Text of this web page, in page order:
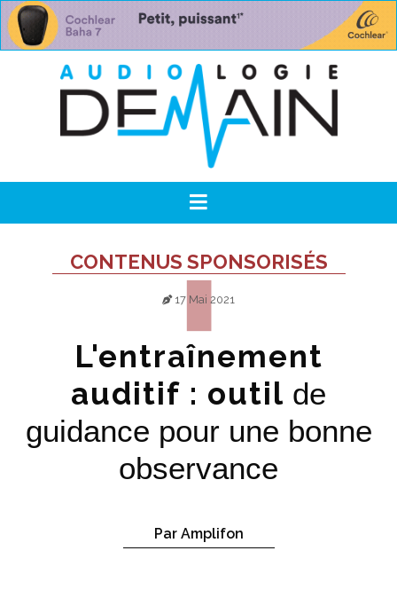
CONTENUS SPONSORISÉS
17 Mai 2021
L'entraînement
auditif : outil de
guidance pour une bonne
observance
Par Amplifon